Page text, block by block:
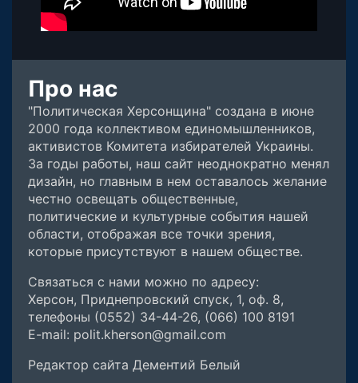
Про нас
"Политическая Херсонщина" создана в июне
2000 года коллективом единомышленников,
активистов Комитета избирателей Украины.
За годы работы, наш сайт неоднократно менял
дизайн, но главным в нем оставалось желание
честно освещать общественные,
политические и культурные события нашей
области, отображая все точки зрения,
которые присутствуют в нашем обществе.
Связаться с нами можно по адресу:
Херсон, Приднепровский спуск, 1, оф. 8,
телефоны (0552) 34-44-26, (066) 100 8191
E-mail: polit.kherson@gmail.com
Редактор сайта Дементий Белый